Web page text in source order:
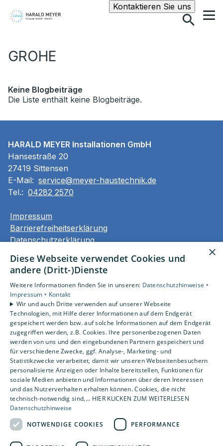
Kontaktieren Sie unsSuche
GROHE
Keine Blogbeiträge
Die Liste enthält keine Blogbeiträge.
HARALD MEYER Installationen GmbH
Hansestraße 20
27419 Sittensen
E-Mail: service@meyer-haustechnik.de
Tel.: 04282 2570
Impressum
Barrierefreiheitserklärung
Datenschutzerklärung
Unsere Bereiche
Privatkunden
Gewerbekunden
Karriere
Unternehmen
Kontakt
×
Diese Webseite verwendet Cookies und
andere (Dritt-)Dienste
Weitere Informationen finden Sie in unseren: Datenschutzhinweise •
Impressum • Kontakt
Wir und auch Dritte verwenden auf unserer Webseite
Technologien, mit Hilfe derer Informationen auf dem Endgerät
gespeichert werden bzw. auf solche Informationen auf dem Endgerät
zugegriffen werden, z.B. Cookies. Ihre personenbezogenen Daten
werden von uns und den eingebundenen Partnern gespeichert und
für verschiedene Zwecke, ggf. Analyse-, Marketing- und
Statistikzwecke verarbeitet, damit wir unseren Webseitenbesuchern
personalisierte Anzeigen oder Inhalte bereitstellen, Funktionen für
soziale Medien anbieten und Informationen über deren Interessen
und das Nutzerverhalten erhalten können. Cookies, die nicht
technisch-notwendig sind,... HIER KLICKEN ZUM WEITERLESEN
Datenschutzhinweise
NOTWENDIGE COOKIES
PERFORMANCE